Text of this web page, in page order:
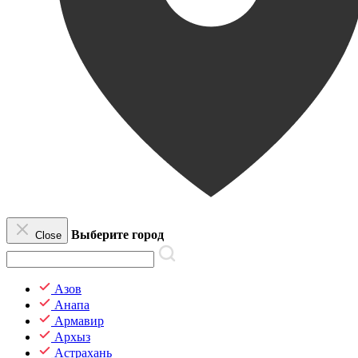
Close Выберите город
Азов
Анапа
Армавир
Архыз
Астрахань